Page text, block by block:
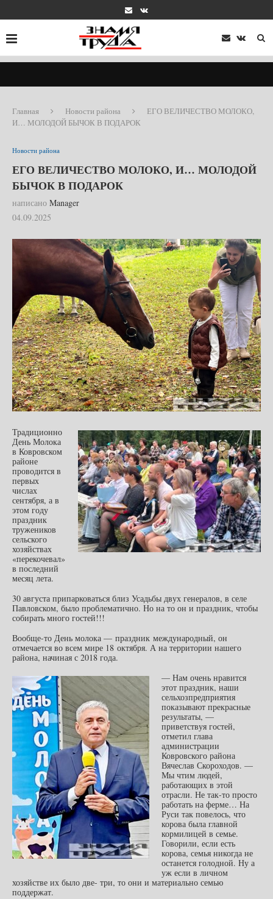
Главная Новости района
ЕГО ВЕЛИЧЕСТВО МОЛОКО,
И… МОЛОДОЙ БЫЧОК В ПОДАРОК
Новости района
ЕГО ВЕЛИЧЕСТВО МОЛОКО, И… МОЛОДОЙ
БЫЧОК В ПОДАРОК
написано Manager
04.09.2025
Традиционно
День Молока
в Ковровском
районе
проводится в
первых
числах
сентября, а в
этом году
праздник
тружеников
сельского
хозяйствах
«перекочевал»
в последний
месяц лета.
30 августа припарковаться близ Усадьбы двух генералов, в селе
Павловском, было проблематично. Но на то он и праздник, чтобы
собирать много гостей!!!
Вообще-то День молока — праздник международный, он
отмечается во всем мире 18 октября. А на территории нашего
района, начиная с 2018 года.
— Нам очень нравится
этот праздник, наши
сельхозпредприятия
показывают прекрасные
результаты, —
приветствуя гостей,
отметил глава
администрации
Ковровского района
Вячеслав Скороходов. —
Мы чтим людей,
работающих в этой
отрасли. Не так-то просто
работать на ферме… На
Руси так повелось, что
корова была главной
кормилицей в семье.
Говорили, если есть
корова, семья никогда не
останется голодной. Ну а
уж если в личном
хозяйстве их было две- три, то они и материально семью
поддержат.